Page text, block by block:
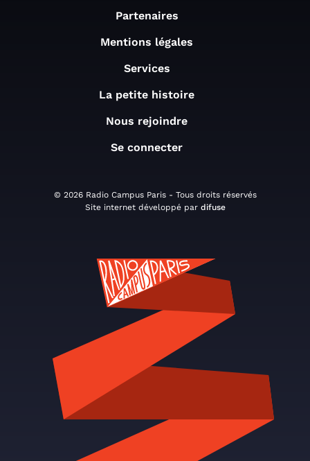
Partenaires
Mentions légales
Services
La petite histoire
Nous rejoindre
Se connecter
© 2026 Radio Campus Paris - Tous droits réservés
Site internet développé par difuse